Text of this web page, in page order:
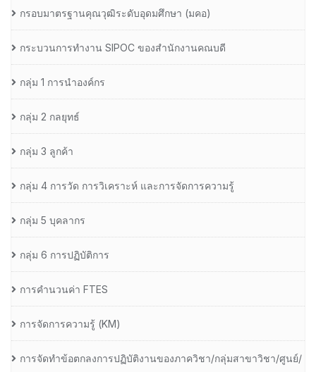
กรอบมาตรฐานคุณวุฒิระดับอุดมศึกษา (มคอ)
กระบวนการทำงาน SIPOC ของสำนักงานคณบดี
กลุ่ม 1 การนำองค์กร
กลุ่ม 2 กลยุทธ์
กลุ่ม 3 ลูกค้า
กลุ่ม 4 การวัด การวิเคราะห์ และการจัดการความรู้
กลุ่ม 5 บุคลากร
กลุ่ม 6 การปฏิบัติการ
การคำนวนค่า FTES
การจัดการความรู้ (KM)
การจัดทำข้อตกลงการปฏิบัติงานของภาควิชา/กลุ่มสาขาวิชา/ศูนย์/